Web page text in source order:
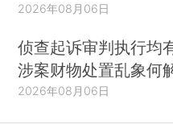
2026年08月06日
侦查起诉审判执行均
涉案财物处置乱象何
2026年08月06日